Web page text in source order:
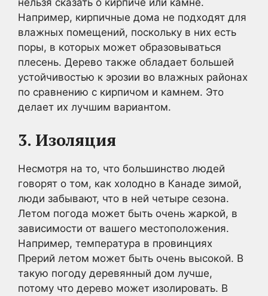
нельзя сказать о кирпиче или камне.
Например, кирпичные дома не подходят для
влажных помещений, поскольку в них есть
поры, в которых может образовываться
плесень. Дерево также обладает большей
устойчивостью к эрозии во влажных районах
по сравнению с кирпичом и камнем. Это
делает их лучшим вариантом.
3. Изоляция
Несмотря на то, что большинство людей
говорят о том, как холодно в Канаде зимой,
люди забывают, что в ней четыре сезона.
Летом погода может быть очень жаркой, в
зависимости от вашего местоположения.
Например, температура в провинциях
Прерий летом может быть очень высокой. В
такую погоду деревянный дом лучше,
потому что дерево может изолировать. В